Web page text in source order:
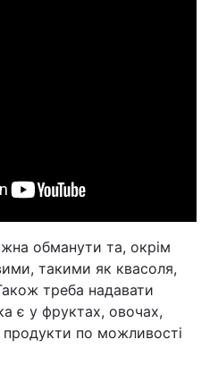
обманути та, окрім
такими як квасоля,
треба надавати
є у фруктах, овочах,
продукти по можливості